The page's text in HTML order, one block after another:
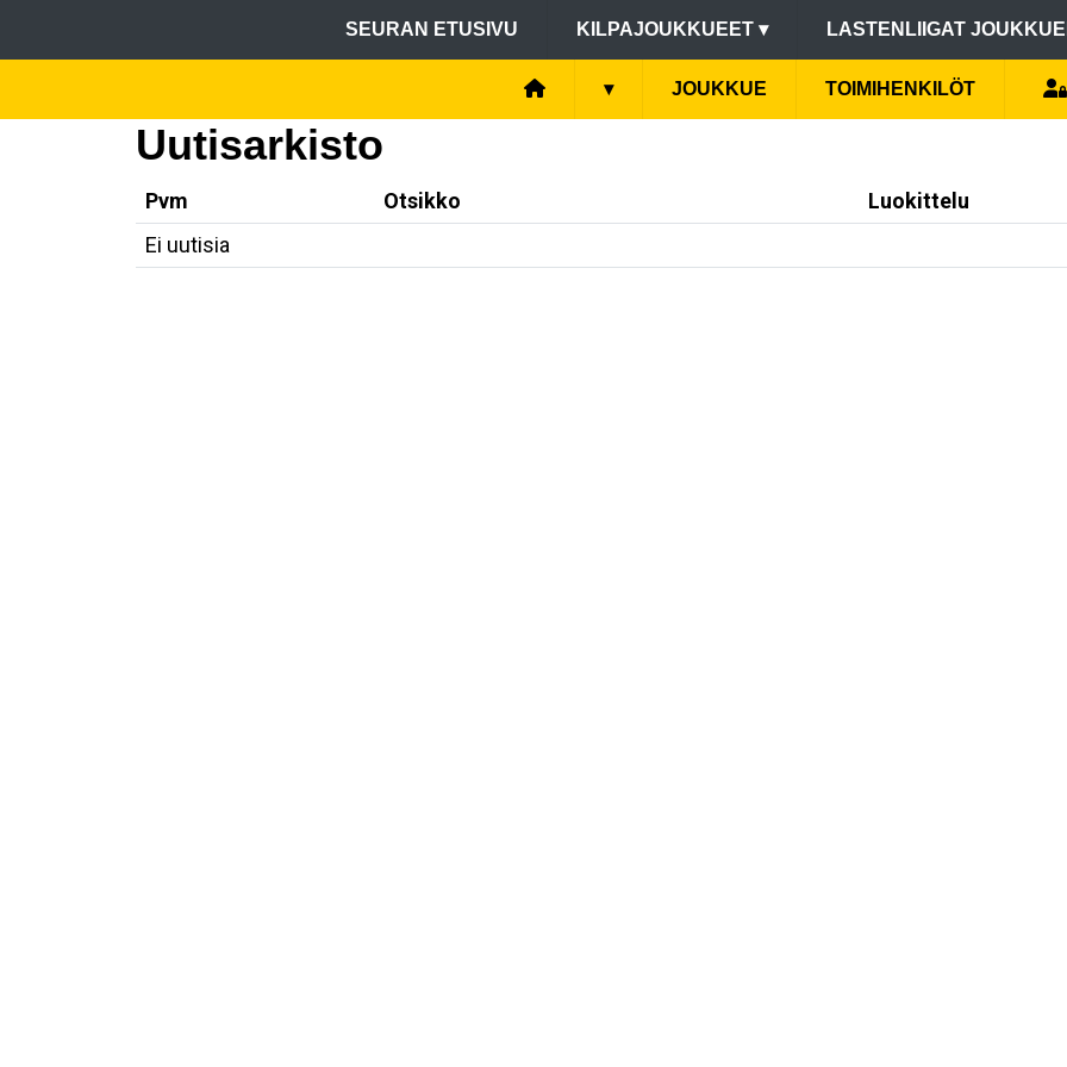
SEURAN ETUSIVU KILPAJOUKKUEET ▾ LASTENLIIGAT
▾ JOUKKUE TOIMIHENKILÖT
Uutisarkisto
Pvm Otsikko
Luokittelu
Ei uutisia